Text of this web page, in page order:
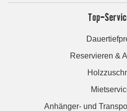
Top-
Reservieren &
Anhänger- und